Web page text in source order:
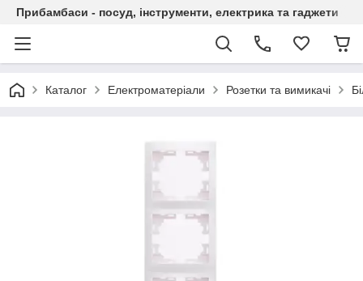
Прибамбаси - посуд, інструменти, електрика та гаджети
Каталог Електроматеріали Розетки та вимикачі